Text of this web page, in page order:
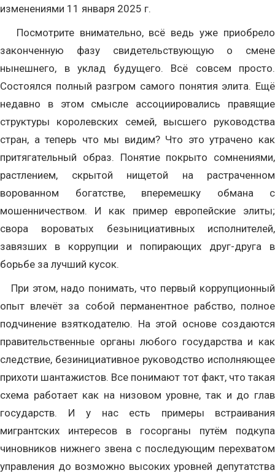
изменениями 11 января 2025 г.
Посмотрите внимательно, всё ведь уже приобрело
законченную фазу свидетельствующую о смене
нынешнего, в уклад будущего. Всё совсем просто.
Состоялся полный разгром самого понятия элита. Ещё
недавно в этом смысле ассоциировались правящие
структуры королевских семей, высшего руководства
стран, а теперь что мы видим? Что это утрачено как
притягательный образ. Понятие покрыто сомнениями,
растлением, скрытой нищетой на растраченном
ворованном богатстве, вперемешку обмана с
мошенничеством. И как пример европейские элиты;
свора вороватых безынициативных исполнителей,
завязших в коррупции и попирающих друг-друга в
борьбе за лучший кусок.
При этом, надо понимать, что первый коррупционный
опыт влечёт за собой перманентное рабство, полное
подчинение взяткодателю. На этой основе создаются
правительственные органы любого государства и как
следствие, безинициативное руководство исполняющее
прихоти шантажистов. Все понимают тот факт, что такая
схема работает как на низовом уровне, так и до глав
государств. И у нас есть примеры встраивания
мигрантских интересов в госорганы путём подкупа
чиновников нижнего звена с последующим перехватом
управления до возможно высоких уровней депутатства